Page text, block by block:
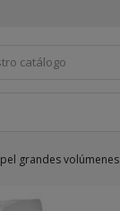
grandes volúmenes